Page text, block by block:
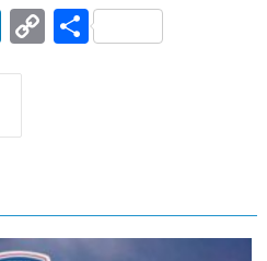
e
dI
y e
Li
n
e
C
k
S